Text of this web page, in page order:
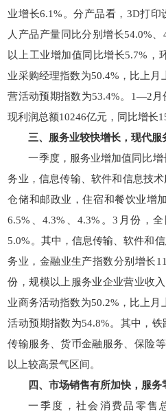
业增长6.1%。分产品看，3D打
人产品产量同比分别增长54.0%
以上工业增加值同比增长5.7%，
业采购经理指数为50.4%，比上
营活动预期指数为53.4%。1—2
现利润总额10246亿元，同比增长
三、服务业较快增长，现代服
一季度，服务业增加值同比
务业，信息传输、软件和信息技术
仓储和邮政业，住宿和餐饮业增
6.5%、4.3%、4.3%。3月份，
5.0%。其中，信息传输、软件和
务业，金融业生产指数分别增长
份，规模以上服务业企业营业收
业商务活动指数为50.2%，比上
活动预期指数为54.8%。其中，
传输服务、货币金融服务、保险
以上较高景气区间。
四、市场销售有所加快，服务
一季度，社会消费品零售